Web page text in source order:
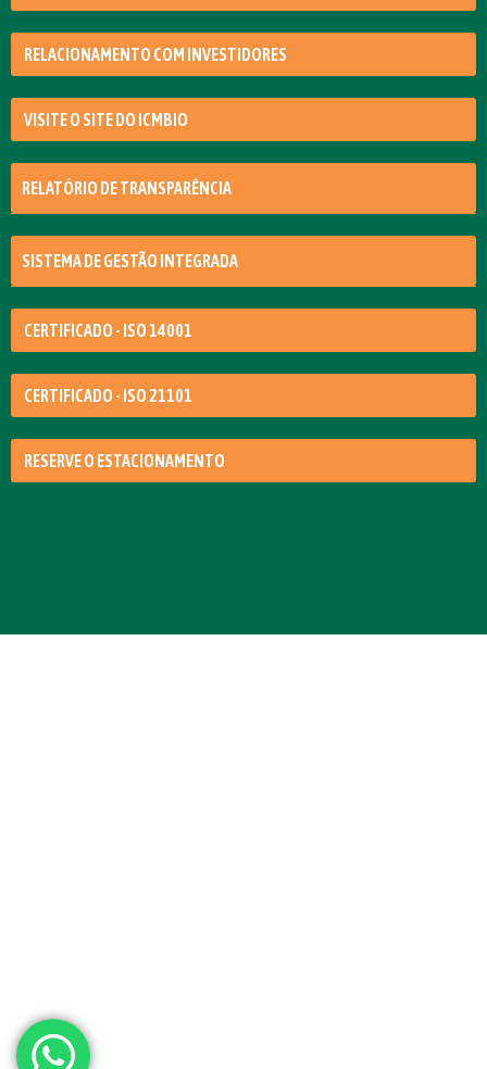
RELACIONAMENTO COM INVESTIDORES
VISITE O SITE DO ICMBIO
RELATÓRIO DE TRANSPARÊNCIA
SISTEMA DE GESTÃO INTEGRADA
CERTIFICADO - ISO 14001
CERTIFICADO - ISO 21101
RESERVE O ESTACIONAMENTO